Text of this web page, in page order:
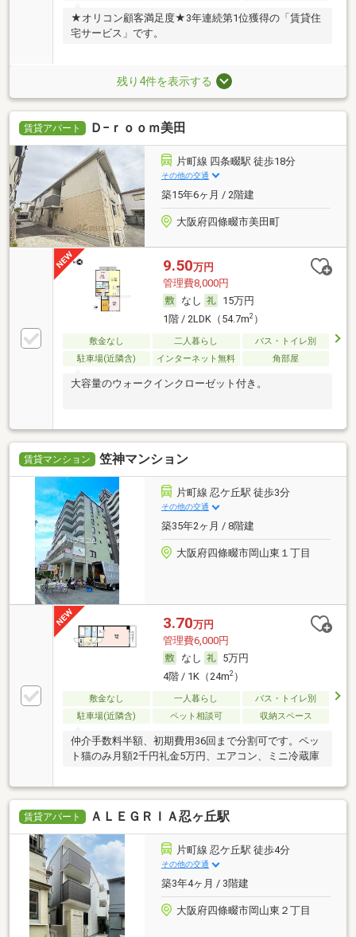
★オリコン顧客満足度★3年連続第1位獲得の「賃貸住
宅サービス」です。
残り4件を表示する
賃貸アパート Ｄ−ｒｏｏｍ美田
片町線 四条畷駅 徒歩18分
その他の交通
築15年6ヶ月 / 2階建
大阪府四條畷市美田町
9.50万円
管理費8,000円
なし
15万円
1階 / 2LDK（54.7m2）
敷金なし 二人暮らし
バス・トイレ別
駐車場(近隣含)
インターネット無料 角部屋
大容量のウォークインクローゼット付き。
賃貸マンション 笠神マンション
片町線 忍ケ丘駅 徒歩3分
その他の交通
築35年2ヶ月 / 8階建
大阪府四條畷市岡山東１丁目
3.70万円
管理費6,000円
なし
5万円
4階 / 1K（24m2）
敷金なし 一人暮らし
バス・トイレ別
駐車場(近隣含)
ペット相談可 収納スペース
仲介手数料半額、初期費用36回まで分割可です。ペッ
ト猫のみ月額2千円礼金5万円、エアコン、ミニ冷蔵庫
賃貸アパート ＡＬＥＧＲＩＡ忍ヶ丘駅
片町線 忍ケ丘駅 徒歩4分
その他の交通
築3年4ヶ月 / 3階建
大阪府四條畷市岡山東２丁目